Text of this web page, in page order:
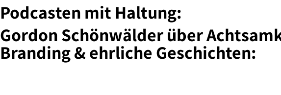
Podcasten mit Haltung:
Gordon Schönwälder über
Branding & ehrliche Geschichten: